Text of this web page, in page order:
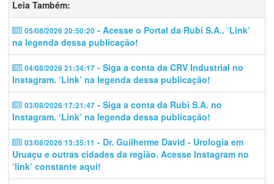
Leia Também:
05/08/2026 20:50:20 - Acesse o Portal da Rubi S.A.. ‘Link’
na legenda dessa publicação!
04/08/2026 21:34:17 - Siga a conta da CRV Industrial no
Instagram. ‘Link’ na legenda dessa publicação!
03/08/2026 17:21:47 - Siga a conta da Rubi S.A. no
Instagram. ‘Link’ na legenda dessa publicação!
03/08/2026 13:35:11 - Dr. Guilherme David - Urologia em
Uruaçu e outras cidades da região. Acesse Instagram no
‘link’ constante aqui!